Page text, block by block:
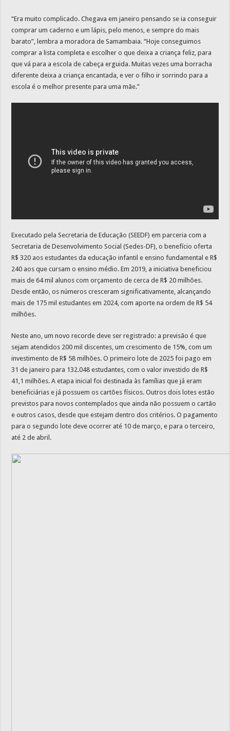
“Era muito complicado. Chegava em janeiro pensando se ia conseguir
comprar um caderno e um lápis, pelo menos, e sempre do mais
barato”, lembra a moradora de Samambaia. “Hoje conseguimos
comprar a lista completa e escolher o que deixa a criança feliz, para
que vá para a escola de cabeça erguida. Muitas vezes uma borracha
diferente deixa a criança encantada, e ver o filho ir sorrindo para a
escola é o melhor presente para uma mãe.”
Executado pela Secretaria de Educação (SEEDF) em parceria com a
Secretaria de Desenvolvimento Social (Sedes-DF), o benefício oferta
R$ 320 aos estudantes da educação infantil e ensino fundamental e R$
240 aos que cursam o ensino médio. Em 2019, a iniciativa beneficiou
mais de 64 mil alunos com orçamento de cerca de R$ 20 milhões.
Desde então, os números cresceram significativamente, alcançando
mais de 175 mil estudantes em 2024, com aporte na ordem de R$ 54
milhões.
Neste ano, um novo recorde deve ser registrado: a previsão é que
sejam atendidos 200 mil discentes, um crescimento de 15%, com um
investimento de R$ 58 milhões. O primeiro lote de 2025 foi pago em
31 de janeiro para 132.048 estudantes, com o valor investido de R$
41,1 milhões. A etapa inicial foi destinada às famílias que já eram
beneficiárias e já possuem os cartões físicos. Outros dois lotes estão
previstos para novos contemplados que ainda não possuem o cartão
e outros casos, desde que estejam dentro dos critérios. O pagamento
para o segundo lote deve ocorrer até 10 de março, e para o terceiro,
até 2 de abril.